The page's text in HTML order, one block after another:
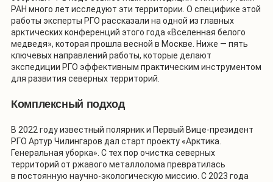
РАН много лет исследуют эти территории. О специфике этой
работы эксперты РГО рассказали на одной из главных
арктических конференций этого года «Вселенная белого
медведя», которая прошла весной в Москве. Ниже — пять
ключевых направлений работы, которые делают
экспедиции РГО эффективным практическим инструментом
для развития северных территорий.
Комплексный подход
В 2022 году известный полярник и Первый Вице-президент
РГО Артур Чилингаров дал старт проекту «Арктика.
Генеральная уборка». С тех пор очистка северных
территорий от ржавого металлолома превратилась
в постоянную научно-экологическую миссию. С 2023 года